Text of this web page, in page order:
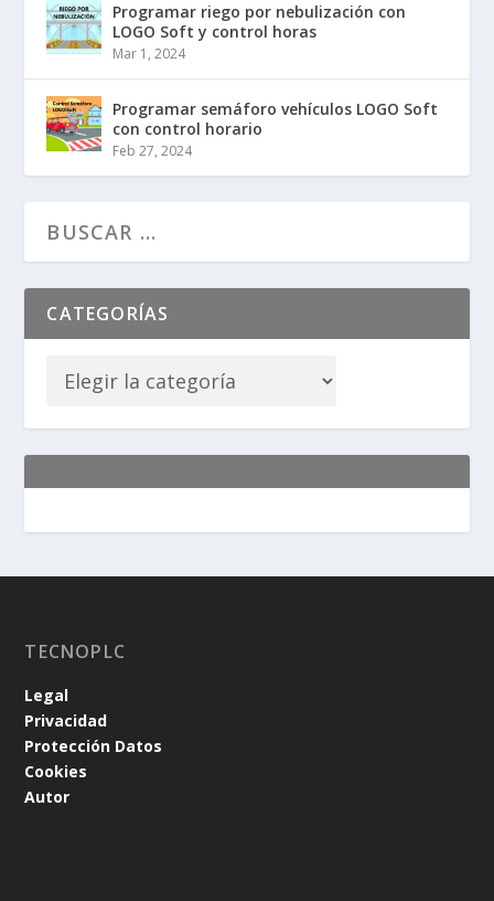
Programar riego por nebulización con
LOGO Soft y control horas
Mar 1, 2024
Programar semáforo vehículos LOGO Soft
con control horario
Feb 27, 2024
CATEGORÍAS
TECNOPLC
Legal
Privacidad
Protección Datos
Cookies
Autor